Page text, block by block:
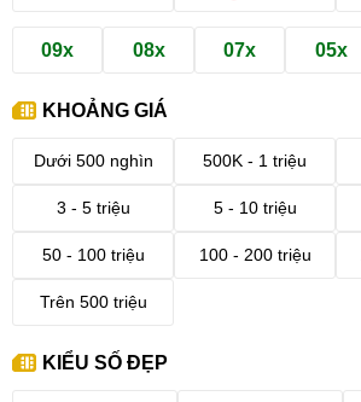
09x 08x 07x 05x
KHOẢNG GIÁ
Dưới 500 nghìn 500K - 1 triệu
3 - 5 triệu 5 - 10 triệu
50 - 100 triệu 100 - 200 triệu
Trên 500 triệu
KIỂU SỐ ĐẸP